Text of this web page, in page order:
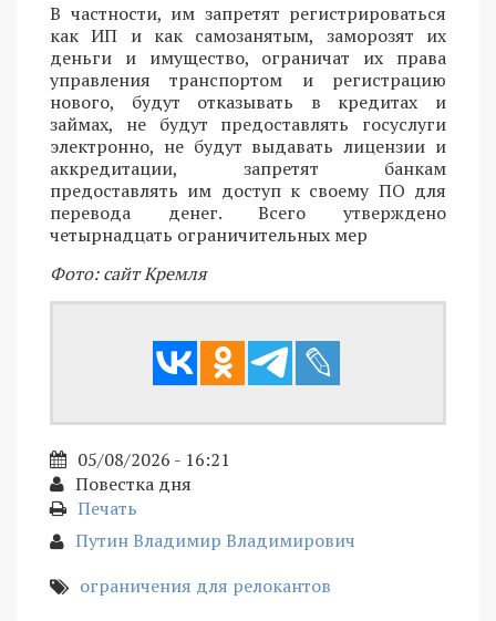
В частности, им запретят регистрироваться
как ИП и как самозанятым, заморозят их
деньги и имущество, ограничат их права
управления транспортом и регистрацию
нового, будут отказывать в кредитах и
займах, не будут предоставлять госуслуги
электронно, не будут выдавать лицензии и
аккредитации, запретят банкам
предоставлять им доступ к своему ПО для
перевода денег. Всего утверждено
четырнадцать ограничительных мер
Фото: сайт Кремля
05/08/2026 - 16:21
Повестка дня
Печать
Путин Владимир Владимирович
ограничения для релокантов